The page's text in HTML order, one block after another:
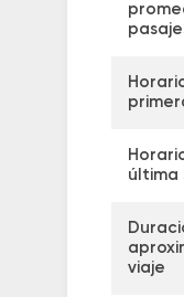
última
viaje